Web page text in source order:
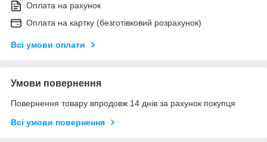
Оплата на рахунок
Оплата на картку (безготівковий розрахунок)
Всі умови оплати
Умови повернення
Повернення товару впродовж 14 днів за рахунок покупця
Всі умови повернення